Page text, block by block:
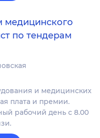
по тендерам
и медицинских
плата и премии.
рабочий день с 8.00